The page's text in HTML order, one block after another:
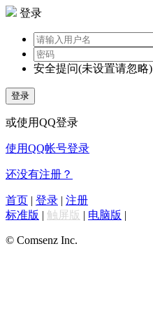
登录
安全提问(未设置请忽略)
登录
或使用QQ登录
使用QQ帐号登录
还没有注册？
首页 | 登录 | 注册
标准版 | 触屏版 | 电脑版 |
© Comsenz Inc.